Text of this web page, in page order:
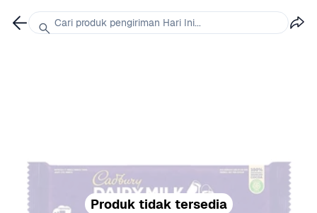
Produk tidak tersedia
Cari produk pengiriman Hari Ini...